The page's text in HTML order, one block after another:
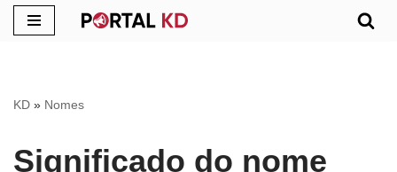
conteúdo
KD » Nomes
Significado do nome